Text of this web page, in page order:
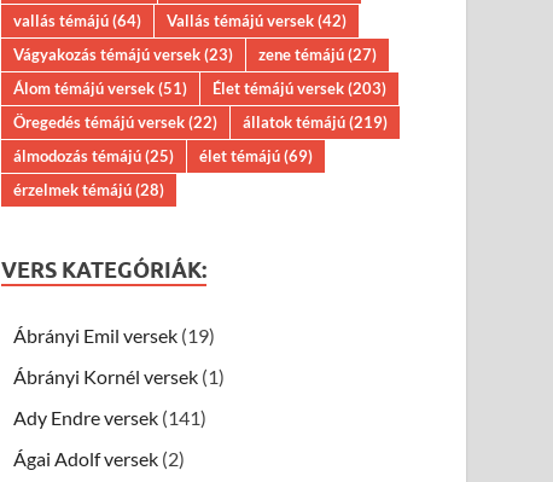
vallás témájú(64) Vallás témájú versek(42)
Vágyakozás témájú versek(23) zene témájú(27)
Álom témájú versek(51) Élet témájú versek(203)
Öregedés témájú versek(22) állatok témájú(219)
álmodozás témájú(25) élet témájú(69)
érzelmek témájú(28)
VERS KATEGÓRIÁK:
Ábrányi Emil versek (19)
Ábrányi Kornél versek (1)
Ady Endre versek (141)
Ágai Adolf versek (2)